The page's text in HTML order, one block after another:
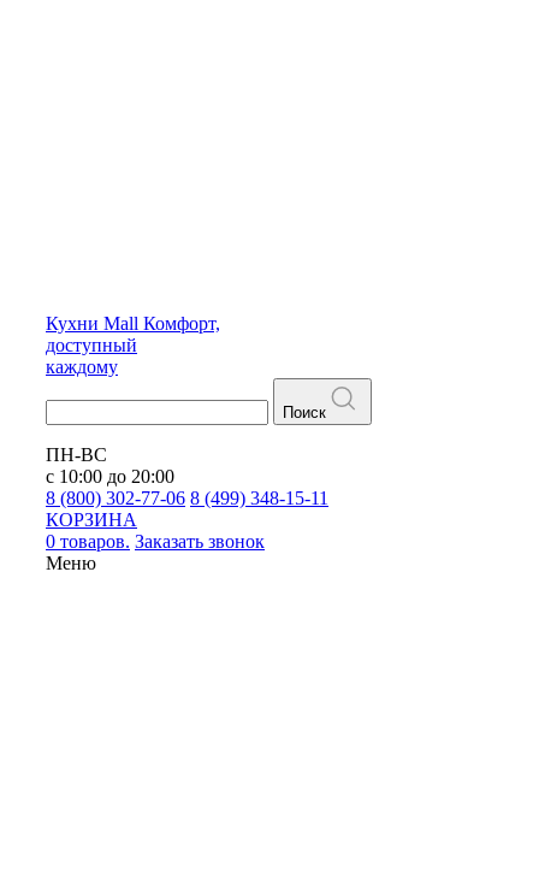
Кухни Mall Комфорт,
доступный
каждому
Поиск
ПН-ВС
с 10:00 до 20:00
8 (800) 302-77-06 8 (499) 348-15-11
КОРЗИНА
0 товаров. Заказать звонок
Меню